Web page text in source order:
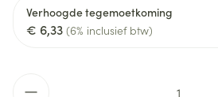
Verhoogde tegemoetkoming
€ 6,33 (6% inclusief btw)